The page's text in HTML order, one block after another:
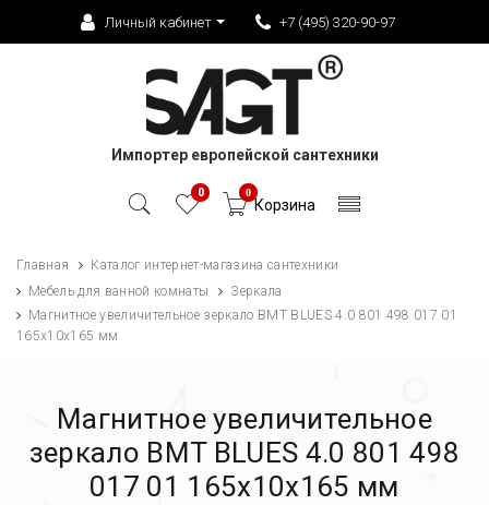
Личный кабинет +7 (495) 320-90-97
Импортер европейской сантехники
0 0
Корзина
Главная
Каталог интернет-магазина сантехники
Мебель для ванной комнаты
Зеркала
Магнитное увеличительное зеркало BMT BLUES 4.0 801 498 017 01
165х10х165 мм
Магнитное увеличительное
зеркало BMT BLUES 4.0 801 498
017 01 165х10х165 мм